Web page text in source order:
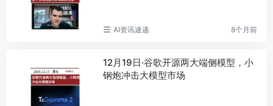
AI资讯速递 8个月前
12月19日·谷歌开源两大端侧模型，小
钢炮冲击大模型市场